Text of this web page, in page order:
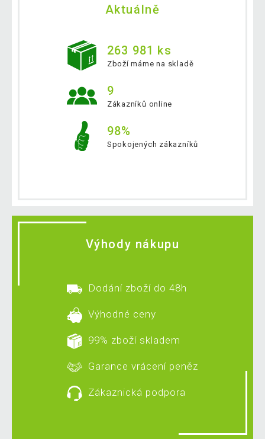
Aktuálně
263 981 ks
Zboží máme na skladě
9
Zákazníků online
98%
Spokojených zákazníků
Výhody nákupu
Dodání zboží do 48h
Výhodné ceny
99% zboží skladem
Garance vrácení peněz
Zákaznická podpora